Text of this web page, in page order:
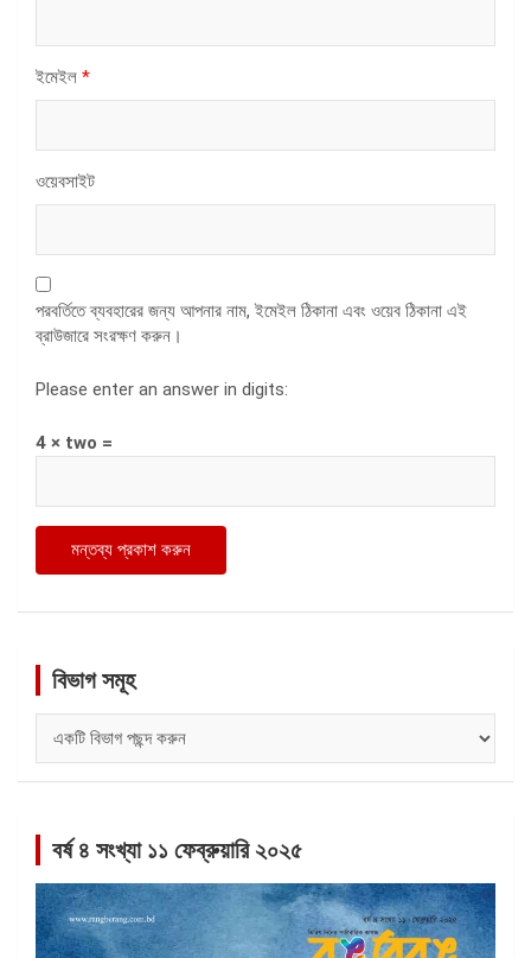
ইমেইল *
ওয়েবসাইট
পরবর্তিতে ব্যবহারের জন্য আপনার নাম, ইমেইল ঠিকানা এবং ওয়েব ঠিকানা এই
ব্রাউজারে সংরক্ষণ করুন।
Please enter an answer in digits:
4 × two =
বিভাগ সমূহ
সমূহ
বর্ষ ৪ সংখ্যা ১১ ফেব্রুয়ারি ২০২৫